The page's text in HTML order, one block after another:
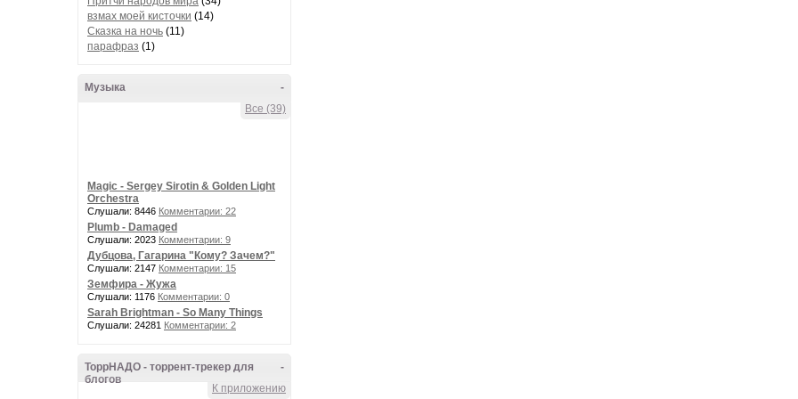
взмах моей кисточки (14)
Сказка на ночь (11)
парафраз (1)
-
Музыка
Все (39)
Magic - Sergey Sirotin & Golden Light
Orchestra
Слушали: 8446 Комментарии: 22
Plumb - Damaged
Слушали: 2023 Комментарии: 9
Дубцова, Гагарина "Кому? Зачем?"
Слушали: 2147 Комментарии: 15
Земфира - Жужа
Слушали: 1176 Комментарии: 0
Sarah Brightman - So Many Things
Слушали: 24281 Комментарии: 2
-
ТоррНАДО - торрент-трекер для
блогов
К приложению